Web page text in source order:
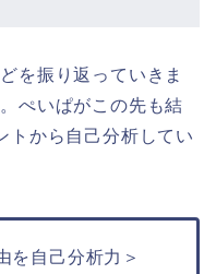
を振り返っていきま
ぺいぱがこの先も結
トから自己分析してい
を自己分析力＞